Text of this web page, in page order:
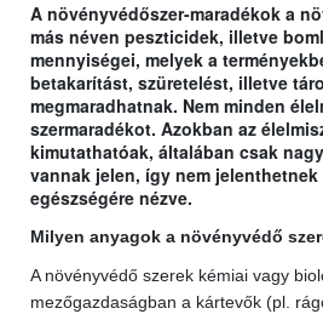
A növényvédőszer-maradékok a
más néven peszticidek, illetve
mennyiségei, melyek a
betakarítást, szüretelést, illetve
megmaradhatnak. Nem minden
szermaradékot. Azokban az
kimutathatóak, általában csak
vannak jelen, így nem
egészségére nézve.
Milyen anyagok a növényvédő
A növényvédő szerek kémiai vagy
mezőgazdaságban a kártevők (pl.